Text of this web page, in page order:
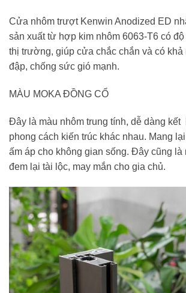
Cửa nhôm trượt Kenwin Anodized ED
sản xuất từ hợp kim nhôm 6063-T6 có
thị trường, giúp cửa chắc chắn và có khả
đập, chống sức gió mạnh.
MÀU MOKA ĐỒNG CỔ
Đây là màu nhôm trung tính, dễ dàng
phong cách kiến trúc khác nhau. Mang
ấm áp cho không gian sống. Đây cũng là
đem lại tài lộc, may mắn cho gia chủ.